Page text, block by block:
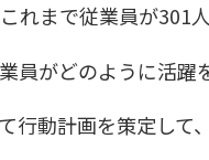
れまで従業員が301
員がどのように活躍
行動計画を策定して